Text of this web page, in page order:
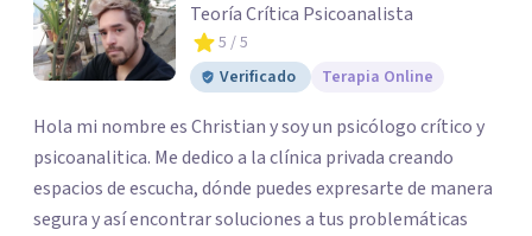
Teoría Crítica Psicoanalista
5 / 5
Verificado
Terapia Online
Hola mi nombre es Christian y soy un psicólogo crítico y
psicoanalitica. Me dedico a la clínica privada creando
espacios de escucha, dónde puedes expresarte de manera
segura y así encontrar soluciones a tus problemáticas